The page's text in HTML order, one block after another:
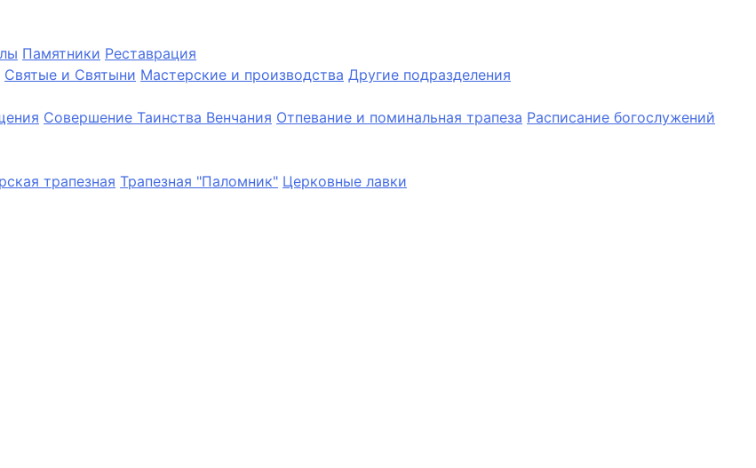
Памятники Реставрация
Святые и Святыни Мастерские и производства Другие подразделения
Совершение Таинства Венчания Отпевание и поминальная трапеза Расписание богослужений
трапезная Трапезная "Паломник" Церковные лавки